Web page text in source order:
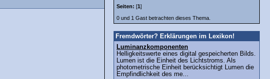
Seiten: [1]
0 und 1 Gast betrachten dieses Thema.
Fremdwörter? Erklärungen im Lexikon!
Luminanzkomponenten
Helligkeitswerte eines digital gespeicherten Bilds.
Lumen ist die Einheit des Lichtstroms. Als
photometrische Einheit berücksichtigt Lumen die
Empfindlichkeit des me...